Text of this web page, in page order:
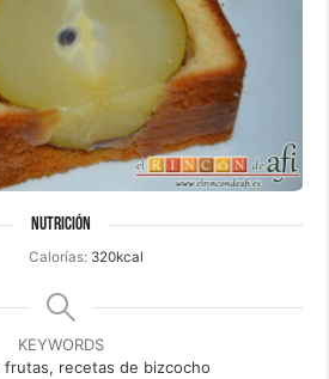
NUTRICIÓN
Calorías: 320kcal
KEYWORDS
recetas de bizcocho